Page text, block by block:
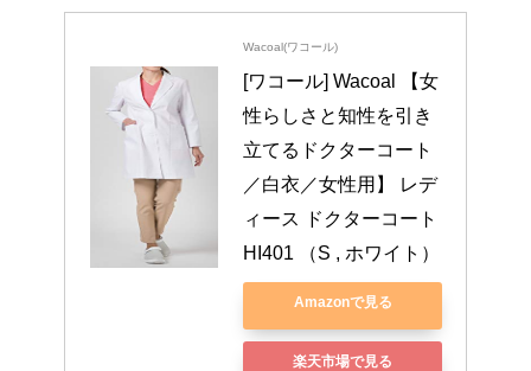
Wacoal(ワコール)
[ワコール] Wacoal 【女
性らしさと知性を引き
立てるドクターコート
／白衣／女性用】 レデ
ィース ドクターコート
HI401 （S , ホワイト）
Amazonで見る
楽天市場で見る